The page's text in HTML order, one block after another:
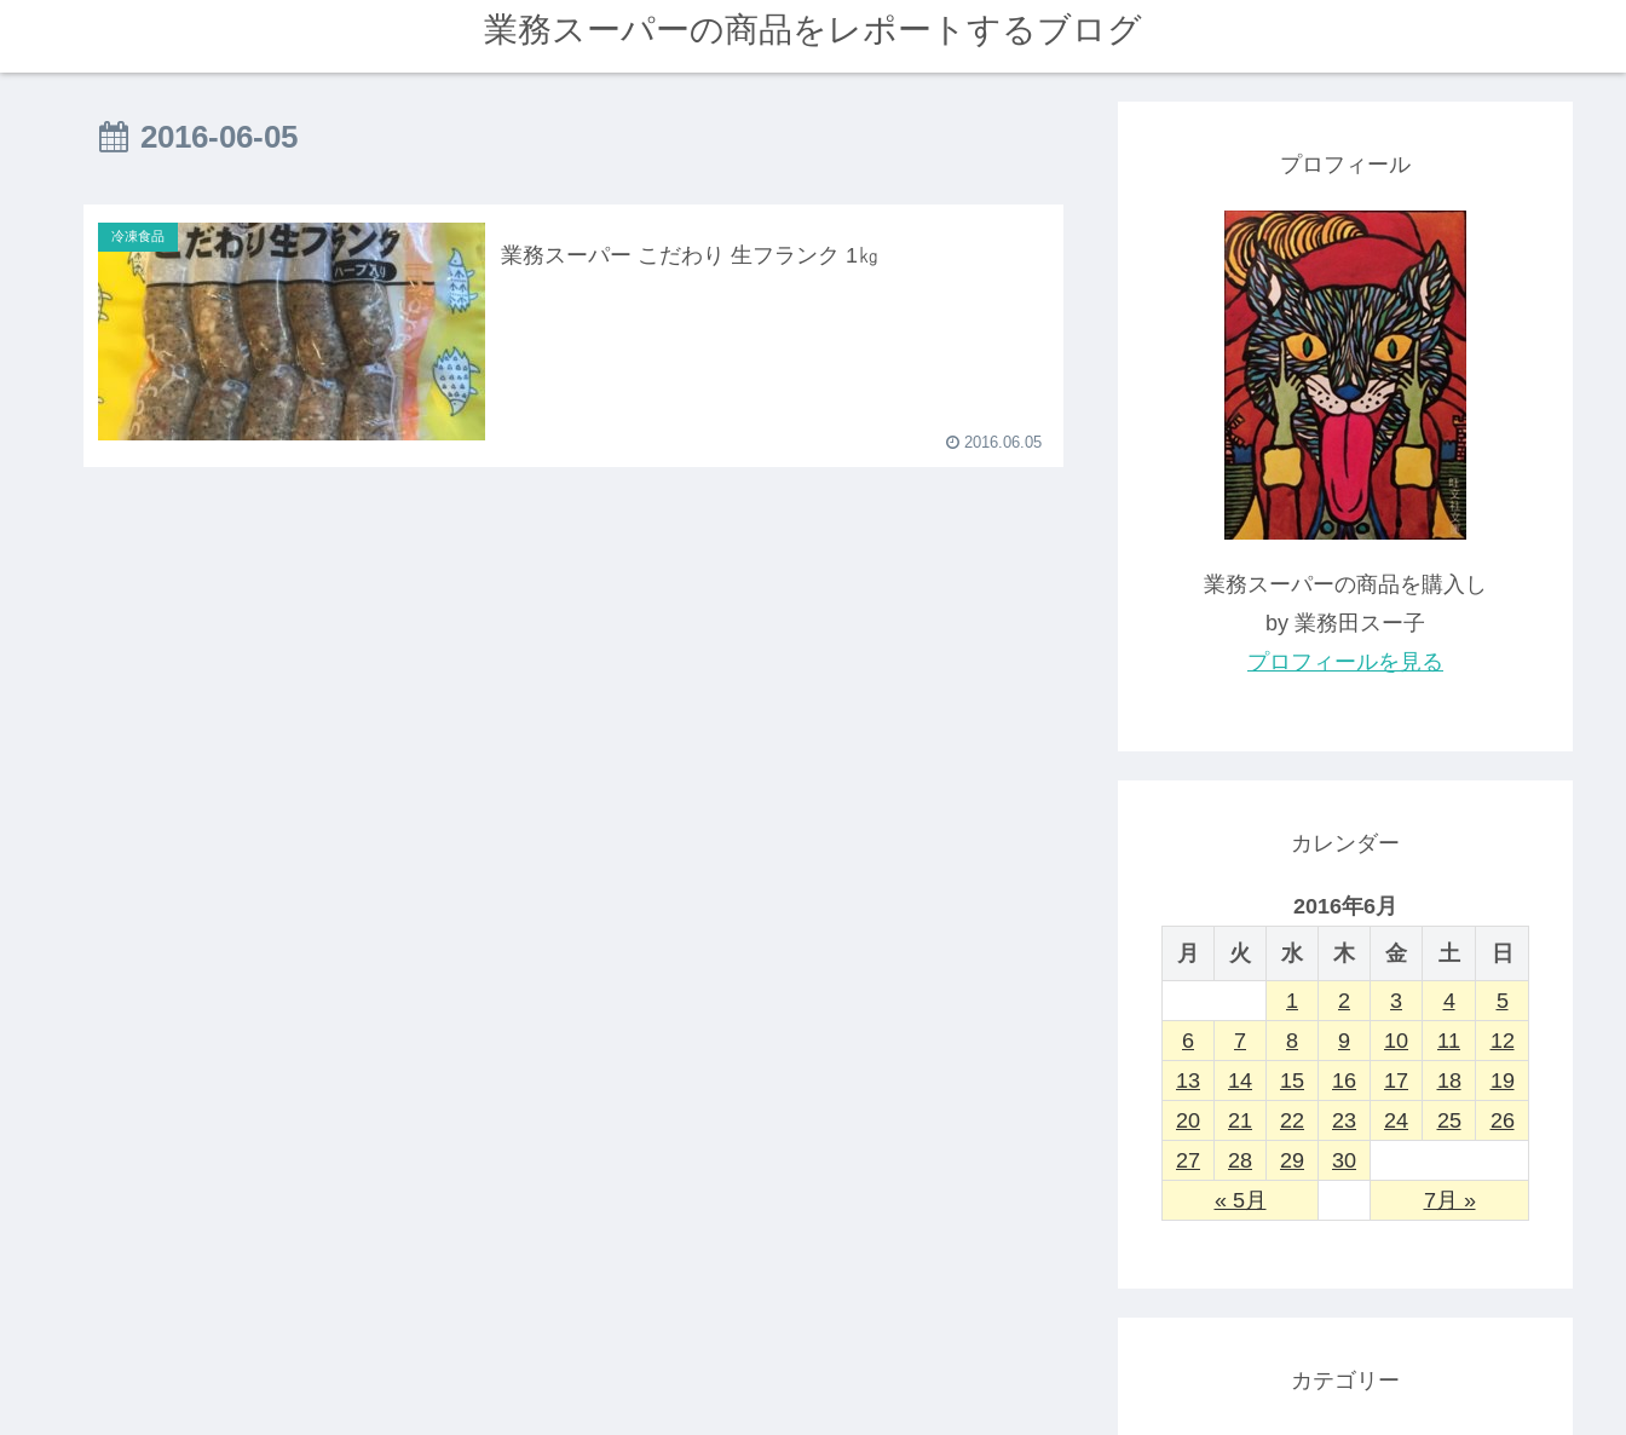
業務スーパーの商品をレポートするブログ
2016-06-05
冷凍食品
業務スーパー こだわり 生フランク 1㎏
2016.06.05
プロフィール
業務スーパーの商品を購入し
by 業務田スー子
プロフィールを見る
カレンダー
2016年6月
月
火 水 木 金 土 日
« 5月 7月 »
1 2 3 4
5
6
7 8 9 10 11
12
13
14 15 16 17 18
19
20
21 22 23 24 25
26
27
28 29 30
カテゴリー